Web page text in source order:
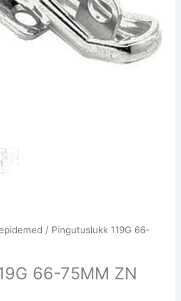
/ Pingutuslukk 119G 66-
66-75MM ZN